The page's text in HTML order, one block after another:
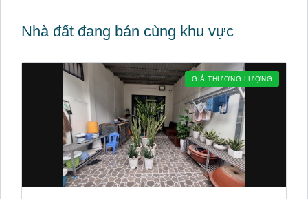
Nhà đất đang bán cùng khu vực
GIÁ THƯƠNG LƯỢNG